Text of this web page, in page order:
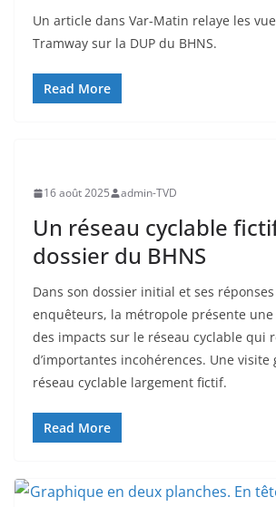
Un article dans Var-Matin relaye les
Tramway sur la DUP du BHNS.
Read More
16 août 2025 admin-TVD
Un réseau cyclable
dossier du BHNS
Dans son dossier initial et ses
enquêteurs, la métropole présente
des impacts sur le réseau cyclable qui
d’importantes incohérences. Une visite
réseau cyclable largement fictif.
Read More